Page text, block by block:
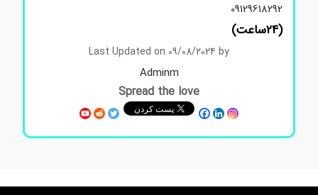
09129618292
Last Updated on 09/08/2024 by
Adminm
Spread the love